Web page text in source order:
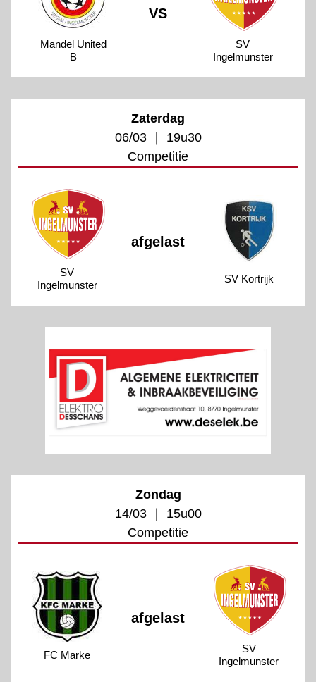
Mandel United
B
VS
SV
Ingelmunster
Zaterdag
06/03 ｜ 19u30
Competitie
SV
Ingelmunster
afgelast
SV Kortrijk
Zondag
14/03 ｜ 15u00
Competitie
FC Marke
afgelast
SV
Ingelmunster